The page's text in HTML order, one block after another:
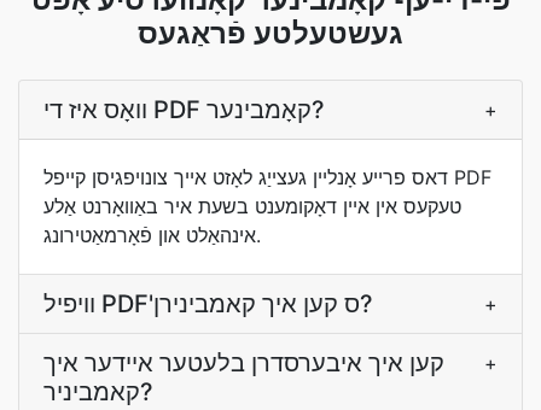
געשטעלטע פֿראַגעס
וואָס איז די PDF קאָמבינער? +
דאס פרייע אָנליין געצייַג לאָזט אייך צונויפגיסן קייפל PDF
טעקעס אין איין דאָקומענט בשעת איר באַוואָרנט אַלע
אינהאַלט און פֿאָרמאַטירונג.
וויפיל PDF'ס קען איך קאמבינירן? +
קען איך איבערסדרן בלעטער איידער איך
קאמביניר?
+